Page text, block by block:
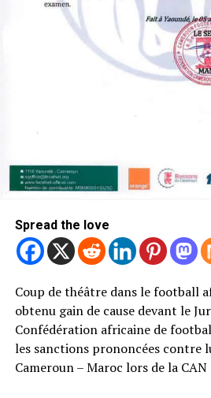
Spread the love
Coup de théâtre dans le football
obtenu gain de cause devant le
Confédération africaine de
les sanctions prononcées contre
Cameroun – Maroc lors de la CAN